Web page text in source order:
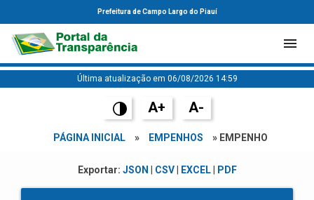
Prefeitura de Campo Largo do Piauí
Última atualização em 06/08/2026 14:59
A+ A-
PÁGINA INICIAL » EMPENHOS » EMPENHO
Exportar: JSON CSV| EXCEL| PDF